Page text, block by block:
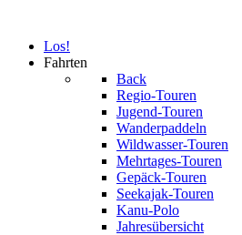
Los!
Fahrten
Back
Regio-Touren
Jugend-Touren
Wanderpaddeln
Wildwasser-Touren
Mehrtages-Touren
Gepäck-Touren
Seekajak-Touren
Kanu-Polo
Jahresübersicht